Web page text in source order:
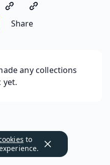
Share
any collections
yet.
to